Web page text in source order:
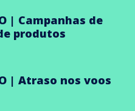
| Campanhas de
produtos
| Atraso nos voos